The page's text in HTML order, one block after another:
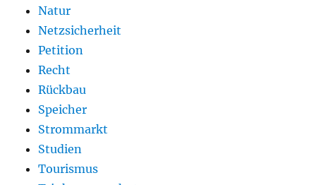
Natur
Netzsicherheit
Petition
Recht
Rückbau
Speicher
Strommarkt
Studien
Tourismus